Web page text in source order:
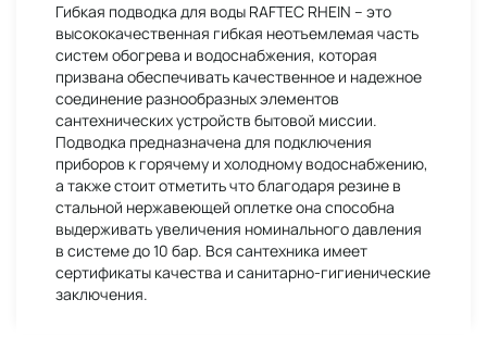
Гибкая подводка для воды RAFTEC RHEIN – это
высококачественная гибкая неотъемлемая часть
систем обогрева и водоснабжения, которая
призвана обеспечивать качественное и надежное
соединение разнообразных элементов
сантехнических устройств бытовой миссии.
Подводка предназначена для подключения
приборов к горячему и холодному водоснабжению,
а также стоит отметить что благодаря резине в
стальной нержавеющей оплетке она способна
выдерживать увеличения номинального давления
в системе до 10 бар. Вся сантехника имеет
сертификаты качества и санитарно-гигиенические
заключения.